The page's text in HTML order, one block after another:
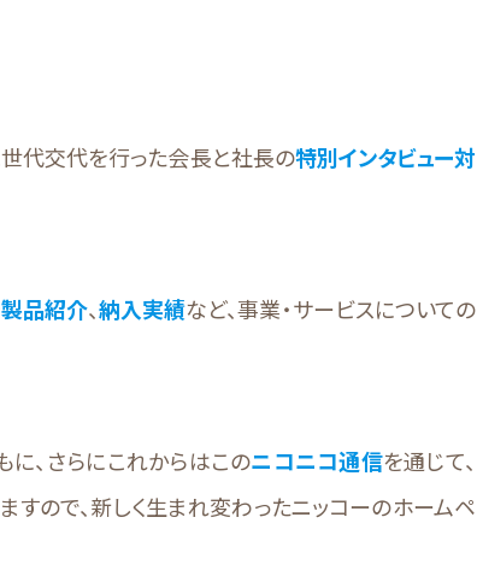
代交代を行った会長と社長の特別インタビュー対
製品紹介、納入実績など、事業・サービスについての
、さらにこれからはこのニコニコ通信を通じて、
ので、新しく生まれ変わったニッコーのホームペ